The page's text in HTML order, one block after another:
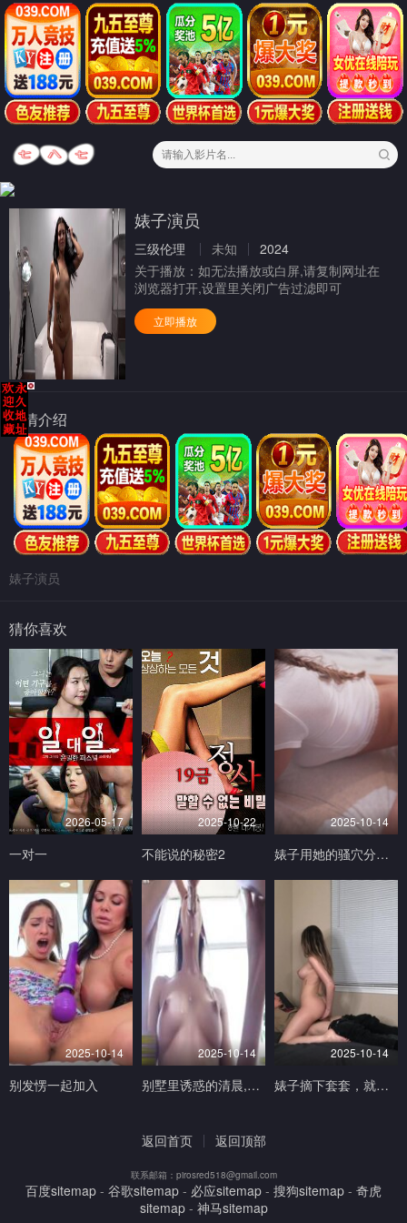
婊子演员
三级伦理 未知
2024
关于播放： 如无法播放或白屏,请复制网址在
浏览器打开,设置里关闭广告过滤即可
立即播放
剧情介绍
婊子演员
猜你喜欢
2026-05-17
一对一
2025-10-22
不能说的秘密2
2025-10-14
婊子用她的骚穴分散我的注意力，害我游戏打输了
2025-10-14
别发愣一起加入
2025-10-14
别墅里诱惑的清晨,猛操小骚逼
2025-10-14
婊子摘下套套，就为被中出 - Mandy Madison
返回首页 返回顶部
联系邮箱：pirosred518@gmail.com
百度sitemap - 谷歌sitemap - 必应sitemap - 搜狗sitemap - 奇虎
sitemap- 神马sitemap